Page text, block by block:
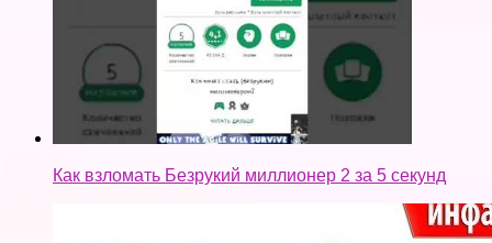
Как взломать Безрукий миллионер 2 за 5 секунд